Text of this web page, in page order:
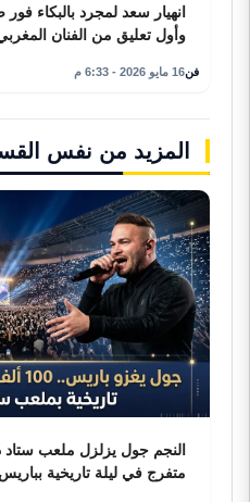
وأول تعليق من الفنان
فن16 مايو 2026 - 6:33 م
المزيد من نفس
متفرج في ليلة تاريخية بباريس